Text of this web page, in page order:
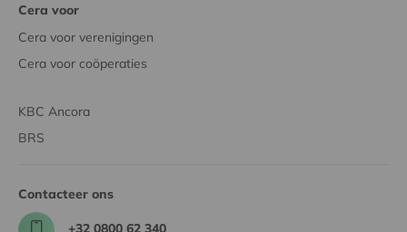
Cera voor
Cera voor verenigingen
Cera voor coöperaties
KBC Ancora
BRS
Contacteer ons
+32 0800 62 340